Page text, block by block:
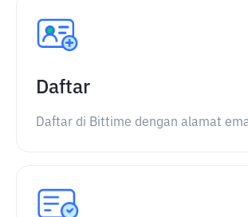
Daftar
Daftar di Bittime dengan alamat